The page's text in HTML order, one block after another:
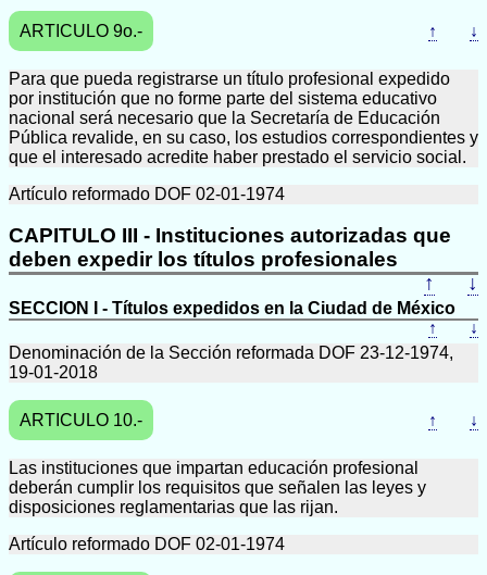
ARTICULO 9o.- ↑ ↓
Para que pueda registrarse un título profesional expedido
por institución que no forme parte del sistema educativo
nacional será necesario que la Secretaría de Educación
Pública revalide, en su caso, los estudios correspondientes y
que el interesado acredite haber prestado el servicio social.
Artículo reformado DOF 02-01-1974
CAPITULO III - Instituciones autorizadas que
deben expedir los títulos profesionales
↑
↓
SECCION I - Títulos expedidos en la Ciudad de México
↑
↓
Denominación de la Sección reformada DOF 23-12-1974,
19-01-2018
ARTICULO 10.- ↑ ↓
Las instituciones que impartan educación profesional
deberán cumplir los requisitos que señalen las leyes y
disposiciones reglamentarias que las rijan.
Artículo reformado DOF 02-01-1974